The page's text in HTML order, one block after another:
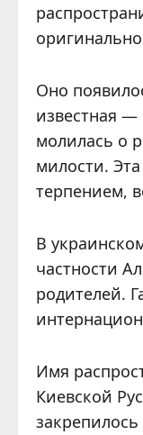
Оно
известная
молилась о
милости.
терпением,
В
частности
родителей.
Имя
Киевской